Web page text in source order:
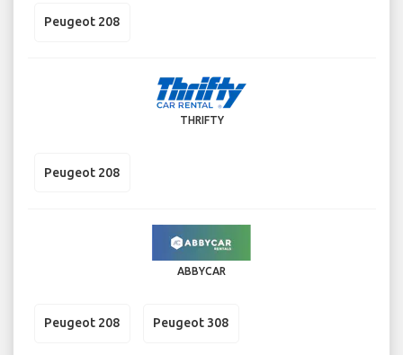
Peugeot 208
THRIFTY
Peugeot 208
ABBYCAR
Peugeot 208 Peugeot 308